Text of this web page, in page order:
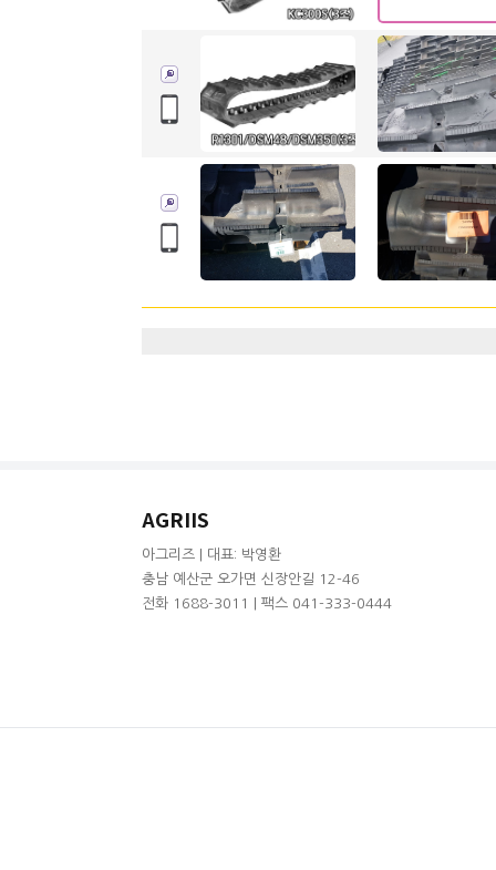
AGRIIS
아그리즈 | 대표: 박영환
충남 예산군 오가면 신장안길 12-46
전화 1688-3011 | 팩스 041-333-0444